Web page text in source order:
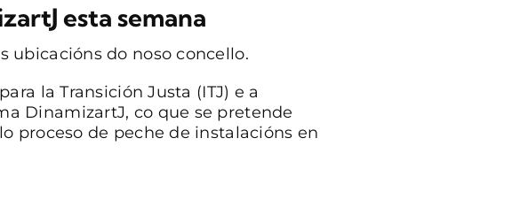
esta semana
ubicacións do noso concello.
la Transición Justa (ITJ) e a
DinamizartJ, co que se pretende
proceso de peche de instalacións en